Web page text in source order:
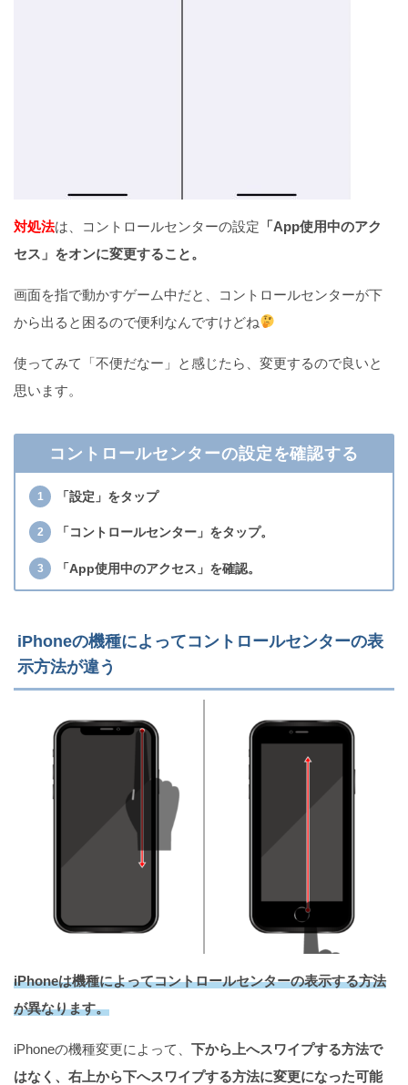
対処法は、コントロールセンターの設定 「App使用中のアク
セス」をオンに変更すること。
画面を指で動かすゲーム中だと、コントロールセンターが下
から出ると困るので便利なんですけどね
使ってみて「不便だなー」と感じたら、変更するので良いと
思います。
コントロールセンターの設定を確認する
「設定」をタップ
「コントロールセンター」をタップ。
「App使用中のアクセス」を確認。
iPhoneの機種によってコントロールセンターの表
示方法が違う
iPhoneは機種によってコントロールセンターの表示する方法
が異なります。
iPhoneの機種変更によって、 下から上へスワイプする方法で
はなく、右上から下へスワイプする方法に変更になった可能